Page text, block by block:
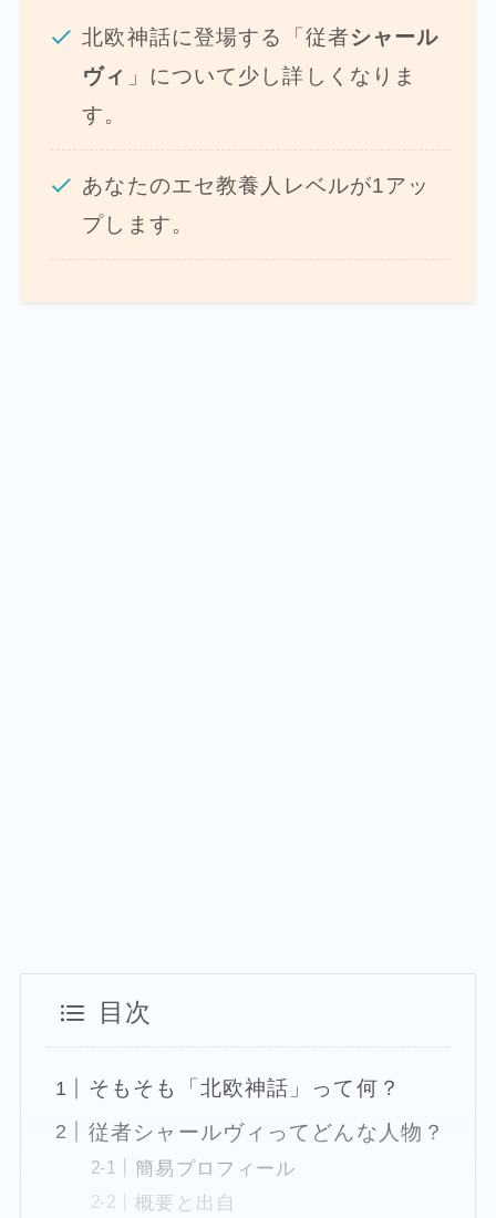
北欧神話に登場する「従者シャール
ヴィ 」について少し詳しくなりま
す。
あなたのエセ教養人レベルが1アッ
プします。
目次
そもそも「北欧神話」って何？
従者シャールヴィってどんな人物？
簡易プロフィール
概要と出自